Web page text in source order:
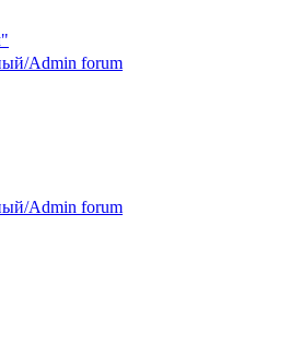
Admin forum
Admin forum